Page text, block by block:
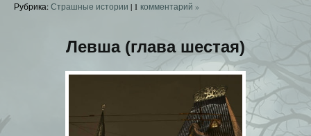
Рубрика:Страшные истории | 1 комментарий »
Левша (глава шестая)